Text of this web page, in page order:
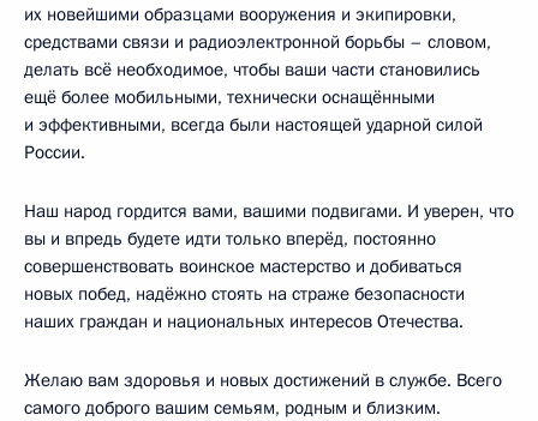
их новейшими образцами вооружения и экипировки,
средствами связи и радиоэлектронной борьбы – словом,
делать всё необходимое, чтобы ваши части становились
ещё более мобильными, технически оснащёнными
и эффективными, всегда были настоящей ударной силой
России.
Наш народ гордится вами, вашими подвигами. И уверен, что
вы и впредь будете идти только вперёд, постоянно
совершенствовать воинское мастерство и добиваться
новых побед, надёжно стоять на страже безопасности
наших граждан и национальных интересов Отечества.
Желаю вам здоровья и новых достижений в службе. Всего
самого доброго вашим семьям, родным и близким.